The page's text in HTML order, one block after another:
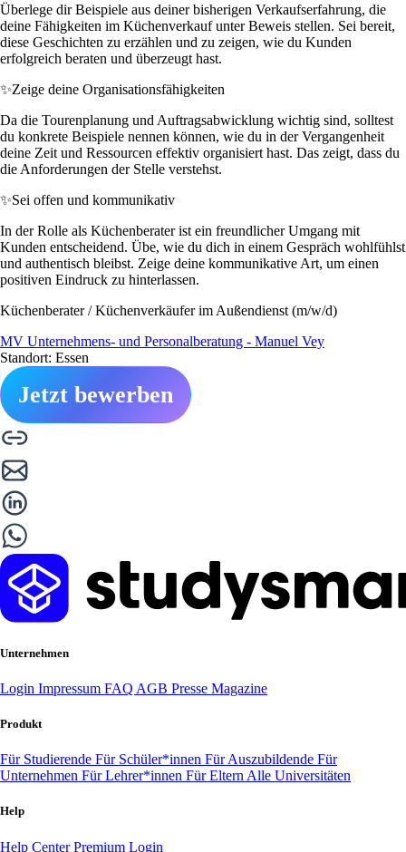
Überlege dir Beispiele aus deiner bisherigen Verkaufserfahrung, die
deine Fähigkeiten im Küchenverkauf unter Beweis stellen. Sei bereit,
diese Geschichten zu erzählen und zu zeigen, wie du Kunden
erfolgreich beraten und überzeugt hast.
✨Zeige deine Organisationsfähigkeiten
Da die Tourenplanung und Auftragsabwicklung wichtig sind, solltest
du konkrete Beispiele nennen können, wie du in der Vergangenheit
deine Zeit und Ressourcen effektiv organisiert hast. Das zeigt, dass du
die Anforderungen der Stelle verstehst.
✨Sei offen und kommunikativ
In der Rolle als Küchenberater ist ein freundlicher Umgang mit
Kunden entscheidend. Übe, wie du dich in einem Gespräch wohlfühlst
und authentisch bleibst. Zeige deine kommunikative Art, um einen
positiven Eindruck zu hinterlassen.
Küchenberater / Küchenverkäufer im Außendienst (m/w/d)
MV Unternehmens- und Personalberatung - Manuel Vey
Standort: Essen
Jetzt bewerben
Unternehmen
Login Impressum FAQ AGB Presse Magazine
Produkt
Für Studierende Für Schüler*innen Für Auszubildende Für
Unternehmen Für Lehrer*innen Für Eltern Alle Universitäten
Help
Help CenterPremium Login